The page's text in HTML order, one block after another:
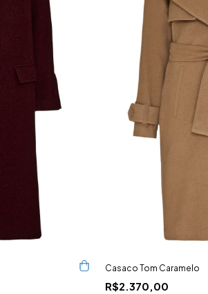
Casaco Tom Caramelo
R$2.370,00